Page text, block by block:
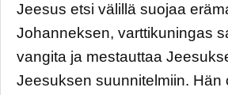
Jeesus etsi välillä suojaa
Johanneksen, varttikuningas
vangita ja mestauttaa
Jeesuksen suunnitelmiin.